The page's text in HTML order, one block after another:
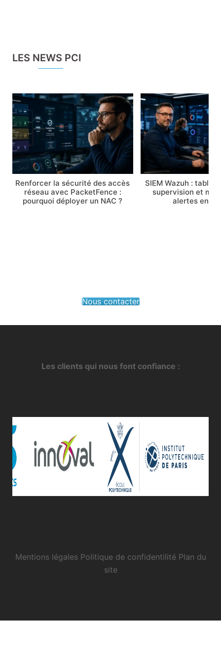
LES NEWS PCI
Renforcer la sécurité des accès
réseau avec PacketFence :
pourquoi déployer un NAC ?
SIEM Wazuh :
supervision et
alertes en
Nous contacter
Les clients qui nous font confiance :
Mentions légales Politique de confidentilité Plan du
site